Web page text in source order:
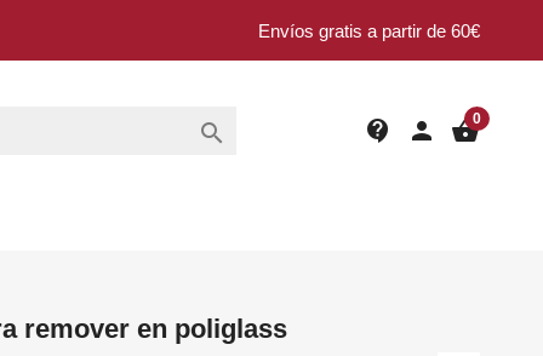
Envíos gratis a partir de 60€
 contact_support person shopping_basket
0
remover en poliglass